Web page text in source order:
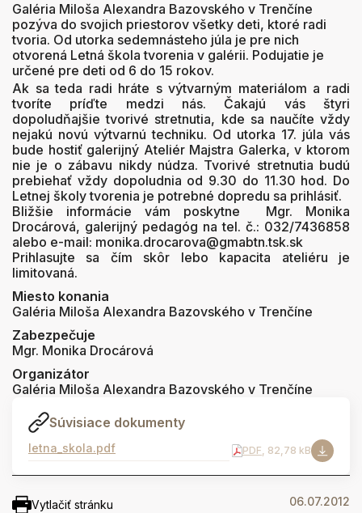
Galéria Miloša Alexandra Bazovského v Trenčíne
pozýva do svojich priestorov všetky deti, ktoré radi
tvoria. Od utorka sedemnásteho júla je pre nich
otvorená Letná škola tvorenia v galérii. Podujatie je
určené pre deti od 6 do 15 rokov.
Ak sa teda radi hráte s výtvarným materiálom a radi
tvoríte príďte medzi nás. Čakajú vás štyri
dopoludňajšie tvorivé stretnutia, kde sa naučíte vždy
nejakú novú výtvarnú techniku. Od utorka 17. júla vás
bude hostiť galerijný Ateliér Majstra Galerka, v ktorom
nie je o zábavu nikdy núdza. Tvorivé stretnutia budú
prebiehať vždy dopoludnia od 9.30 do 11.30 hod. Do
Letnej školy tvorenia je potrebné dopredu sa prihlásiť.
Bližšie informácie vám poskytne Mgr. Monika
Drocárová, galerijný pedagóg na tel. č.: 032/7436858
alebo e-mail: monika.drocarova@gmabtn.tsk.sk
Prihlasujte sa čím skôr lebo kapacita ateliéru je
limitovaná.
Miesto konania
Galéria Miloša Alexandra Bazovského v Trenčíne
Zabezpečuje
Mgr. Monika Drocárová
Organizátor
Galéria Miloša Alexandra Bazovského v Trenčíne
Súvisiace dokumenty
letna_skola.pdf PDF, 82,78 kB
Vytlačiť stránku 06.07.2012